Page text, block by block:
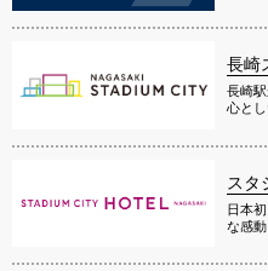
長崎
長崎
心と
スタ
日本
な感動